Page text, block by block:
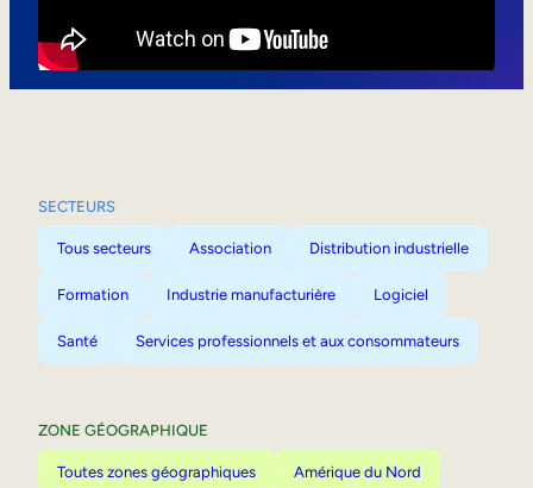
SECTEURS
Tous secteurs Association Distribution industrielle
Formation Industrie manufacturière Logiciel
Santé Services professionnels et aux consommateurs
ZONE GÉOGRAPHIQUE
Toutes zones géographiques Amérique du Nord